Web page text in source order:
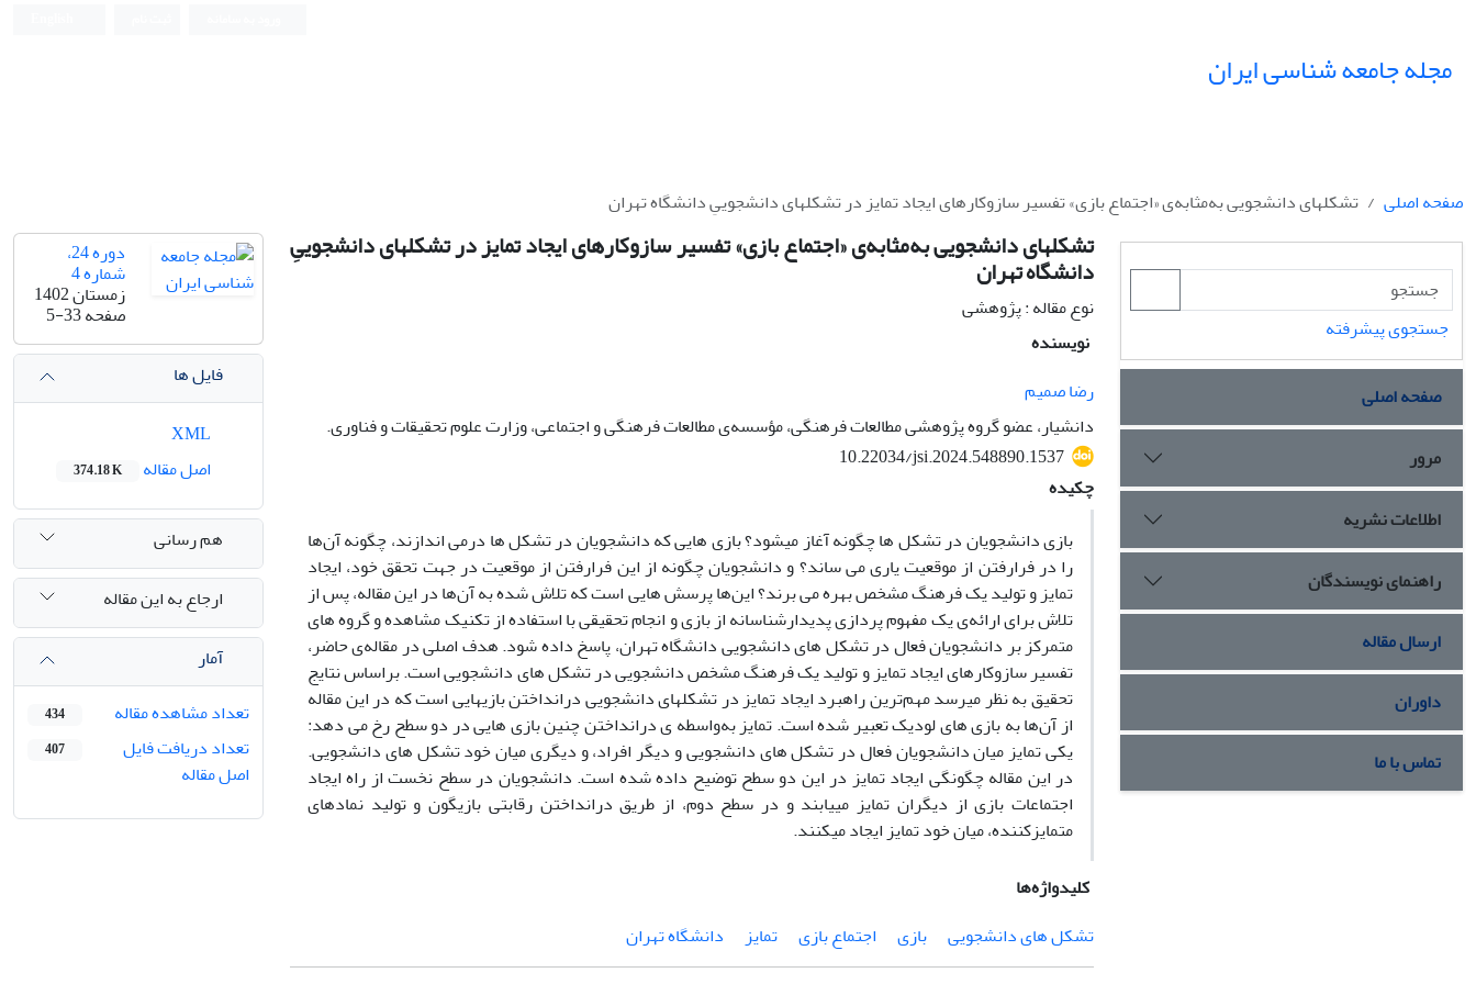
مجله جامعه شناسی ایران
صفحه اصلی تشکل‏های دانشجویی به‌مثابه‌ی «اجتماع بازی» تفسیر سازوکارهای ایجاد تمایز در تشکل‏های دانشجوییِ دانشگاه تهران
تشکل‏های دانشجویی به‌مثابه‌ی «اجتماع بازی» تفسیر سازوکارهای ایجاد تمایز در تشکل‏های دانشجوییِ
دانشگاه تهران
نوع مقاله : پژوهشی
نویسنده
رضا صمیم
دانشیار، عضو گروه پژوهشی مطالعات فرهنگی، مؤسسه‌ی مطالعات فرهنگی و اجتماعی، وزارت علوم تحقیقات و فناوری.
10.22034/jsi.2024.548890.1537
چکیده
بازی دانشجویان در تشکل ‏ها چگونه آغاز می‏شود؟ بازی‏ هایی که دانشجویان در تشکل‏ ها درمی ‏اندازند، چگونه آن‌ها
را در فرارفتن از موقعیت یاری می‏ ساند؟ و دانشجویان چگونه از این فرارفتن از موقعیت در جهت تحقق خود، ایجاد
تمایز و تولید یک فرهنگ مشخص بهره می‏ برند؟ این‌ها پرسش ‏هایی است که تلاش شده به آن‌ها در این مقاله، پس از
تلاش برای ارائه‌ی یک مفهوم ‏پردازی پدیدارشناسانه از بازی و انجام تحقیقی با استفاده از تکنیک مشاهده و گروه‏ های
متمرکز بر دانشجویان فعال در تشکل ‏های دانشجویی دانشگاه تهران، پاسخ داده شود. هدف اصلی در مقاله‌ی حاضر،
تفسیر سازوکارهای ایجاد تمایز و تولید یک فرهنگ مشخص دانشجویی در تشکل‏ های دانشجویی است. براساس نتایج
تحقیق به نظر می‏رسد مهم‌ترین راهبرد ایجاد تمایز در تشکل‏های دانشجویی درانداختن بازی‏هایی است که در این مقاله
از آن‌ها به بازی‏ های لودیک تعبیر شده است. تمایز به‌واسطه ‏ی درانداختن چنین بازی ‏هایی در دو سطح رخ می‏ دهد:
یکی تمایز میان دانشجویان فعال در تشکل‏ های دانشجویی و دیگر افراد، و دیگری میان خود تشکل‏ های دانشجویی.
در این مقاله چگونگی ایجاد تمایز در این دو سطح توضیح داده شده است. دانشجویان در سطح نخست از راه ایجاد
اجتماعات بازی از دیگران تمایز می‏یابند و در سطح دوم، از طریق درانداختن رقابتی بازی‏گون و تولید نمادهای
متمایزکننده، میان خود تمایز ایجاد می‏کنند.
کلیدواژه‌ها
تشکل‏ های دانشجویی
بازی اجتماع بازی تمایز دانشگاه تهران
دوره 24،
شماره 4
زمستان 1402
صفحه5-33
فایل ها
اصل مقاله
374.18 K
هم رسانی
ارجاع به این مقاله
آمار
تعداد مشاهده مقاله
434
تعداد دریافت فایل
اصل مقاله
407
جستجوی پیشرفته
صفحه اصلی
مرور
اطلاعات نشریه
راهنمای نویسندگان
ارسال مقاله
داوران
تماس با ما